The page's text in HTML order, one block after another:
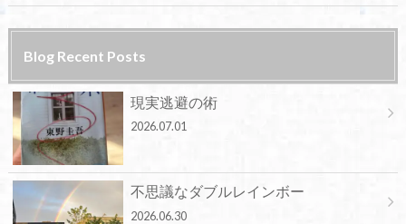
Blog Recent Posts
現実逃避の術
2026.07.01
不思議なダブルレインボー
2026.06.30